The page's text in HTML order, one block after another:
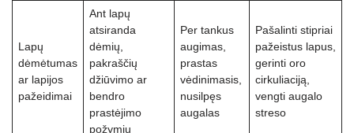
Lapų
dėmėtumas
ar lapijos
pažeidimai
Ant lapų
atsiranda
dėmių,
pakraščių
džiūvimo ar
bendro
prastėjimo
požymių
Per tankus
augimas,
prastas
vėdinimasis,
nusilpęs
augalas
Pašalinti stipriai
pažeistus lapus,
gerinti oro
cirkuliaciją,
vengti augalo
streso